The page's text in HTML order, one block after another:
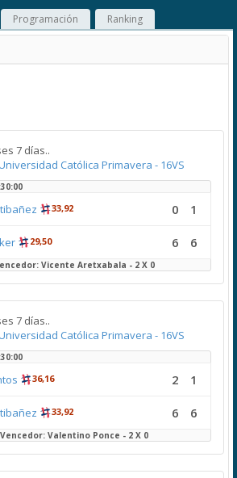
Programación Ranking
7 días..
Católica Primavera - 16VS
33,92 0 1
29,50 6 6
Vicente Aretxabala - 2 X 0
7 días..
Católica Primavera - 16VS
36,16 2 1
33,92 6 6
Vencedor: Valentino Ponce - 2 X 0